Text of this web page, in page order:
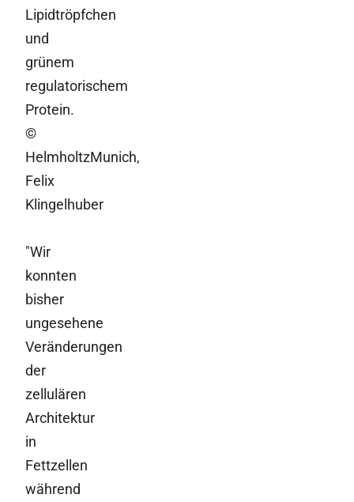
Lipidtröpfchen
und
grünem
regulatorischem
Protein.
©
HelmholtzMunich,
Felix
Klingelhuber
"Wir
konnten
bisher
ungesehene
Veränderungen
der
zellulären
Architektur
in
Fettzellen
während